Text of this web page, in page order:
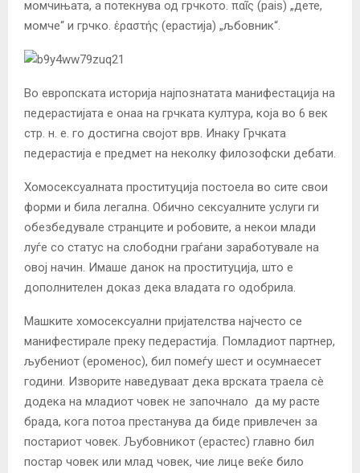
момчињата, а потекнува од грчкото. παῖς (pais) „дете,
момче“ и грчко. ἐραστής (ерастија) „љбовник“.
Во европската историја најпознатата манифестација на
педерастијата е онаа на грчката култура, која во 6 век
стр. н. е. го достигна својот врв. Инаку Грчката
педерастија е предмет на неколку филозофски дебати.
Хомосексуалната проституција постоела во сите свои
форми и била легална. Обично сексуалните услуги ги
обезбедувале странците и робовите, а некои млади
луѓе со статус на слободни граѓани заработувале на
овој начин. Имаше данок на проституција, што е
дополнителен доказ дека владата го одобрила.
Машките хомосексуални пријателства најчесто се
манифестирале преку педерастија. Помладиот партнер,
љубениот (ероменос), бил помеѓу шест и осумнаесет
години. Изворите наведуваат дека врската траела сè
додека на младиот човек не започнало да му расте
брада, кога потоа престанува да биде привлечен за
постариот човек. Љубовникот (ерастес) главно бил
постар човек или млад човек, чие лице веќе било